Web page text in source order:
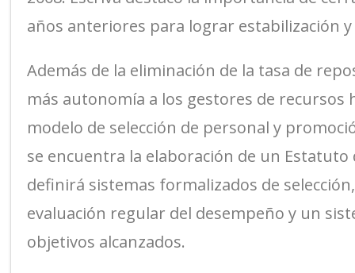
años anteriores para lograr estabilización
Además de la eliminación de la tasa de
más autonomía a los gestores de recursos
modelo de selección de personal y
se encuentra la elaboración de un
definirá sistemas formalizados de
evaluación regular del desempeño y un
objetivos alcanzados.